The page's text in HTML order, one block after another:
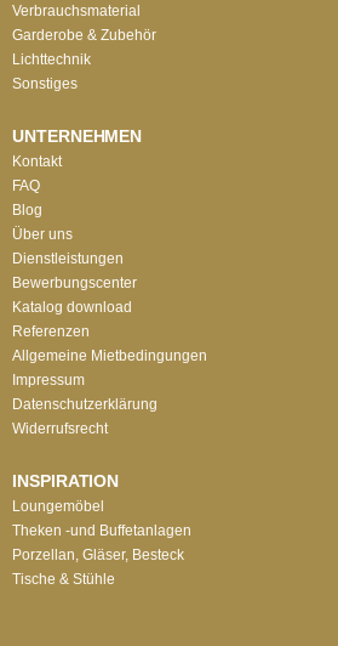
Verbrauchsmaterial
Garderobe & Zubehör
Lichttechnik
Sonstiges
UNTERNEHMEN
Kontakt
FAQ
Blog
Über uns
Dienstleistungen
Bewerbungscenter
Katalog download
Referenzen
Allgemeine Mietbedingungen
Impressum
Datenschutzerklärung
Widerrufsrecht
INSPIRATION
Loungemöbel
Theken -und Buffetanlagen
Porzellan, Gläser, Besteck
Tische & Stühle